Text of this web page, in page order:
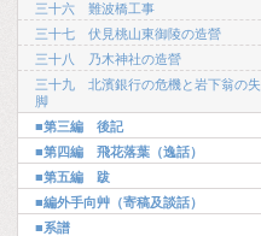
三十六 難波橋工事
三十七 伏見桃山東御陵の造營
三十八 乃木神社の造營
三十九 北濱銀行の危機と岩下翁の失
脚
■第三編 後記
■第四編 飛花落葉（逸話）
■第五編 跋
■編外手向艸（寄稿及談話）
■系譜